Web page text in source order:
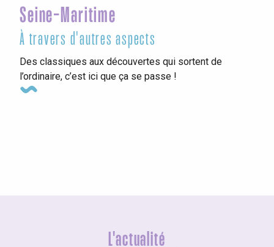
Seine-Maritime
À travers d'autres aspects
Des classiques aux découvertes qui sortent de
l’ordinaire, c’est ici que ça se passe !
L'actualité